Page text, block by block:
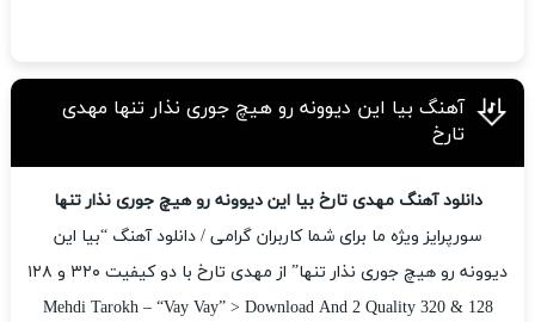
آهنگ بیا این دیوونه رو هیچ جوری نذار تنها مهدی
تارخ
دانلود آهنگ مهدی تارخ بیا این دیوونه رو هیچ جوری نذار تنها
سورپرایز ویژه ما برای شما کاربران گرامی / دانلود آهنگ “بیا این
دیوونه رو هیچ جوری نذار تنها” از مهدی تارخ با دو کیفیت ۳۲۰ و ۱۲۸
Mehdi Tarokh – “Vay Vay” > Download And 2 Quality 320 & 128